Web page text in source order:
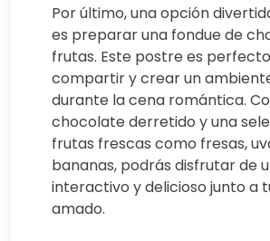
Por último, una opción
es preparar una fondue de
frutas. Este postre es
compartir y crear un
durante la cena romántica.
chocolate derretido y una
frutas frescas como fresas,
bananas, podrás disfrutar de
interactivo y delicioso junto a
amado.